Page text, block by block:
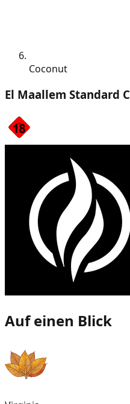
Coconut
El Maallem Standard
Auf einen Blick